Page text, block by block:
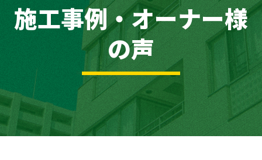
施工事例・オーナー様
の声